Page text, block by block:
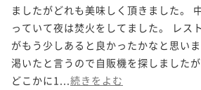
ましたがどれも美味しく頂きました。
っていて夜は焚火をしてました。 レス
がもう少しあると良かったかなと思い
渇いたと言うので自販機を探しましたが
どこかに1... 続きをよむ